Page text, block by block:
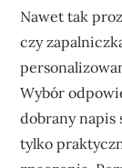
Nawet tak
czy
Wybór
dobrany napis
tylko